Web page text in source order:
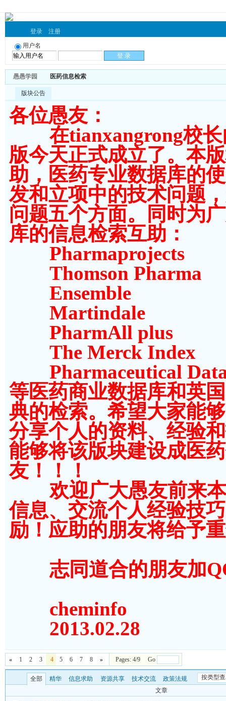
登录 注册
用户名
愚愚学园 医药信息检索
版块公告
各位愚友：
在tianxangrong校长
版今天正式成立了。本
助，医药专业数据库的
发和立项中的技术问题
问题五个方面。同时为
库的信息检索互助：
Pharmaprojects
Thomson Pharma
Ensemble
Martindale
PharmAll plus
The Merck Index
Pharmaceutical
等医药商业数据库和英
典的检索。希望大家能
分享个人的资料、经验
能够将该版块建设成医
友！！！
欢迎广大愚友前来本
信息、交流个人经验技
励！应助的朋友将给予
志同道合的朋友加
cheminfo
2013.02.28
« 1 2 3 4 5 6 7 8 » Pages: 4/9 Go
全部 精华 信息求助 资源共享 技术交流 政策法规
按类型
文章